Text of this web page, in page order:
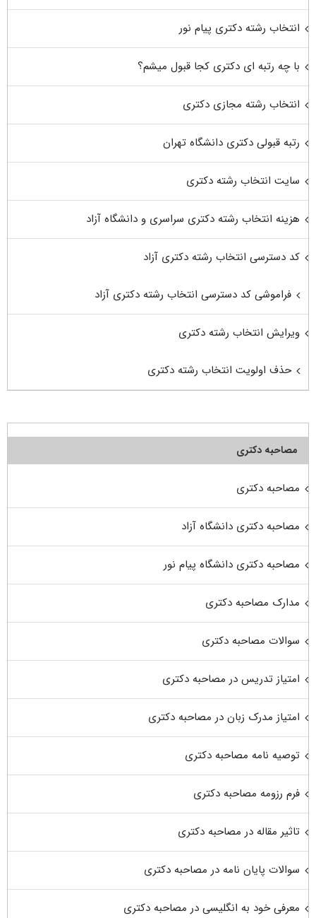
انتخاب رشته دکتری پیام نور
با چه رتبه ای دکتری کجا قبول میشم؟
انتخاب رشته مجازی دکتری
رتبه قبولی دکتری دانشگاه تهران
سایت انتخاب رشته دکتری
هزینه انتخاب رشته دکتری سراسری و دانشگاه آزاد
کد دسترسی انتخاب رشته دکتری آزاد
فراموشی کد دسترسی انتخاب رشته دکتری آزاد
ویرایش انتخاب رشته دکتری
حذف اولویت انتخاب رشته دکتری
مصاحبه دکتری
مصاحبه دکتری
مصاحبه دکتری دانشگاه آزاد
مصاحبه دکتری دانشگاه پیام نور
مدارک مصاحبه دکتری
سوالات مصاحبه دکتری
امتیاز تدریس در مصاحبه دکتری
امتیاز مدرک زبان در مصاحبه دکتری
توصیه نامه مصاحبه دکتری
فرم رزومه مصاحبه دکتری
تاثیر مقاله در مصاحبه دکتری
سوالات پایان نامه در مصاحبه دکتری
معرفی خود به انگلیسی در مصاحبه دکتری